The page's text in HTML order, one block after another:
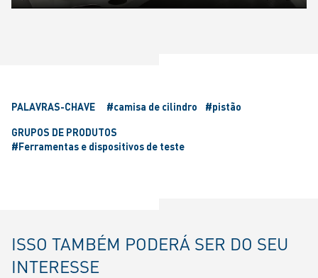
Play Mute Settings
PALAVRAS-CHAVE #camisa de cilindro
#pistão
GRUPOS DE PRODUTOS
#Ferramentas e dispositivos de teste
ISSO TAMBÉM PODERÁ SER DO SEU
INTERESSE